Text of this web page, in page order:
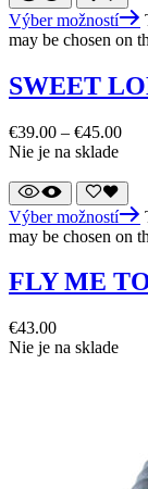
Výber možností
may be chosen on
SWEET
€39.00 – €45.00
Nie je na sklade
Výber možností
may be chosen on
FLY ME
€43.00
Nie je na sklade